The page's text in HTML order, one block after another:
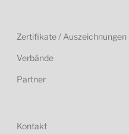
Zertifikate / Auszeichnungen
Verbände
Partner
Kontakt